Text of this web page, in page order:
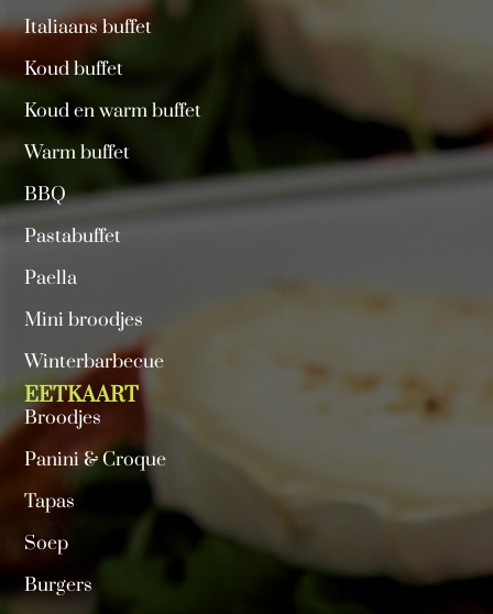
Italiaans buffet
Koud buffet
Koud en warm buffet
Warm buffet
BBQ
Pastabuffet
Paella
Mini broodjes
Winterbarbecue
EETKAART
Broodjes
Panini & Croque
Tapas
Soep
Burgers